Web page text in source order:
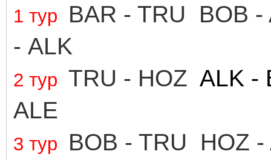
1 тур BAR - TRU BOB
- ALK
2 тур TRU - HOZ ALK -
ALE
3 тур BOB - TRU
HOZ